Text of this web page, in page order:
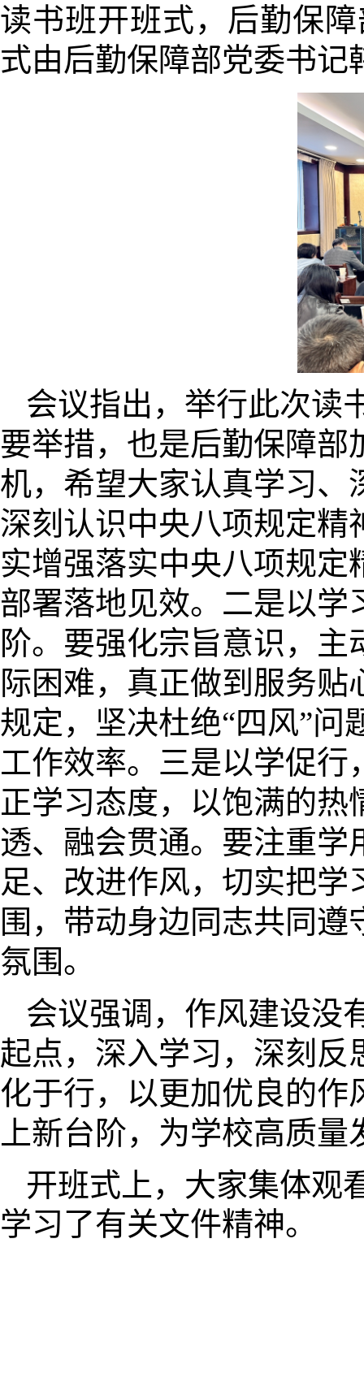
读书班开班式，后勤保
式由后勤保障部党委书记
会议指出，举行此次读
要举措，也是后勤保障
机，希望大家认真学习、
深刻认识中央八项规定精
实增强落实中央八项规
部署落地见效。二是以
阶。要强化宗旨意识，
际困难，真正做到服务
规定，坚决杜绝“四风”
工作效率。三是以学促
正学习态度，以饱满的
透、融会贯通。要注重
足、改进作风，切实把
围，带动身边同志共同
氛围。
会议强调，作风建设没
起点，深入学习，深刻反
化于行，以更加优良的
上新台阶，为学校高质
开班式上，大家集体观
学习了有关文件精神。